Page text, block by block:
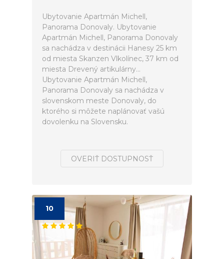
Ubytovanie Apartmán Michell,
Panorama Donovaly. Ubytovanie
Apartmán Michell, Panorama Donovaly
sa nachádza v destinácii Hanesy 25 km
od miesta Skanzen Vlkolínec, 37 km od
miesta Drevený artikulárny...
Ubytovanie Apartmán Michell,
Panorama Donovaly sa nachádza v
slovenskom meste Donovaly, do
ktorého si môžete naplánovať vašú
dovolenku na Slovensku.
OVERIŤ DOSTUPNOSŤ
10